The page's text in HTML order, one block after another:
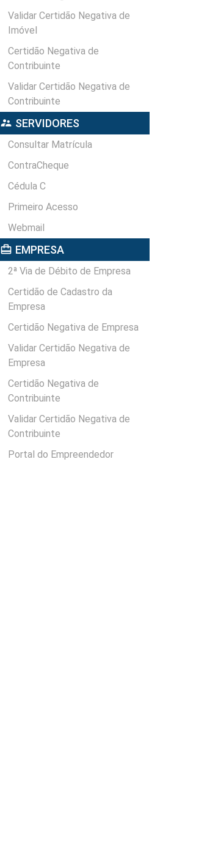
Validar Certidão Negativa de
Imóvel
Certidão Negativa de
Contribuinte
Validar Certidão Negativa de
Contribuinte
supervisor_account SERVIDORES
Consultar Matrícula
ContraCheque
Cédula C
Primeiro Acesso
Webmail
card_travel EMPRESA
2ª Via de Débito de Empresa
Certidão de Cadastro da
Empresa
Certidão Negativa de Empresa
Validar Certidão Negativa de
Empresa
Certidão Negativa de
Contribuinte
Validar Certidão Negativa de
Contribuinte
Portal do Empreendedor